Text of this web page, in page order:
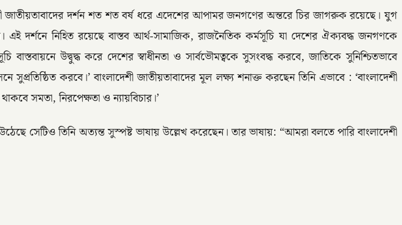
জাতীয়তাবাদের দর্শন শত শত বর্ষ ধরে এদেশের আপামর জনগণের অন্তরে চির জাগরুক রয়েছে। যুগ
এই দর্শনে নিহিত রয়েছে বাস্তব আর্থ-সামাজিক, রাজনৈতিক কর্মসূচি যা দেশের ঐক্যবদ্ধ জনগণকে
উদ্বুদ্ধ করে দেশের স্বাধীনতা ও সার্বভৌমত্বকে সুসংবদ্ধ করবে, জাতিকে সুনিশ্চিতভাবে
সুপ্রতিষ্ঠিত করবে।’ বাংলাদেশী জাতীয়তাবাদের মূল লক্ষ্য শনাক্ত করছেন তিনি এভাবে : ‘বাংলাদেশী
সমতা, নিরপেক্ষতা ও ন্যায়বিচার।’
সেটিও তিনি অত্যন্ত সুস্পষ্ট ভাষায় উল্লেখ করেছেন। তার ভাষায়: “আমরা বলতে পারি বাংলাদেশী